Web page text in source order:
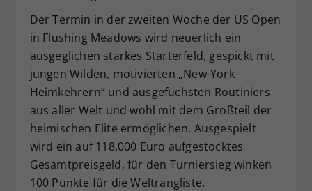
Der Termin in der zweiten Woche der US Open
in Flushing Meadows wird neuerlich ein
ausgeglichen starkes Starterfeld, gespickt mit
jungen Wilden, motivierten „New-York-
Heimkehrern“ und ausgefuchsten Routiniers
aus aller Welt und wohl mit dem Großteil der
heimischen Elite ermöglichen. Ausgespielt
wird ein auf 118.000 Euro aufgestocktes
Gesamtpreisgeld, für den Turniersieg winken
100 Punkte für die Weltrangliste.